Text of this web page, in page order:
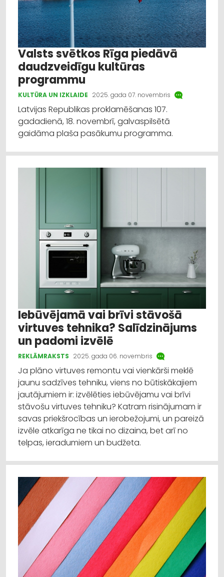
Valsts svētkos Rīga piedāvā
daudzveidīgu kultūras
programmu
KULTŪRA UN IZKLAIDE 2025. gada 07. novembris
Latvijas Republikas proklamēšanas 107.
gadadienā, 18. novembrī, galvaspilsētā
gaidāma plaša pasākumu programma.
Iebūvējamā vai brīvi stāvošā
virtuves tehnika? Salīdzinājums
un padomi izvēlē
REKLĀMRAKSTS 2025. gada 06. novembris
Ja plāno virtuves remontu vai vienkārši meklē
jaunu sadzīves tehniku, viens no būtiskākajiem
jautājumiem ir: izvēlēties iebūvējamu vai brīvi
stāvošu virtuves tehniku? Katram risinājumam ir
savas priekšrocības un ierobežojumi, un pareizā
izvēle atkarīga ne tikai no dizaina, bet arī no
telpas, ieradumiem un budžeta.